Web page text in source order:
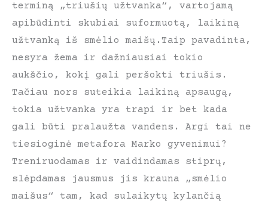
terminą „triušių užtvanka“, vartojamą
apibūdinti skubiai suformuotą, laikiną
užtvanką iš smėlio maišų.Taip pavadinta,
nesyra žema ir dažniausiai tokio
aukščio, kokį gali peršokti triušis.
Tačiau nors suteikia laikiną apsaugą,
tokia užtvanka yra trapi ir bet kada
gali būti pralaužta vandens. Argi tai ne
tiesioginė metafora Marko gyvenimui?
Treniruodamas ir vaidindamas stiprų,
slėpdamas jausmus jis krauna „smėlio
maišus“ tam, kad sulaikytų kylančią